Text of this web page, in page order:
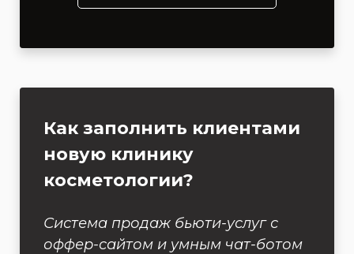
Как заполнить клиентами
новую клинику
косметологии?
Система продаж бьюти-услуг с
оффер-сайтом и умным чат-ботом